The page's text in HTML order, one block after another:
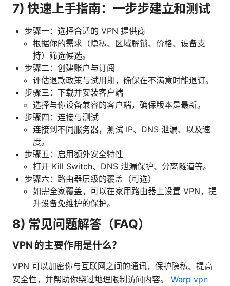
7) 快速上手指南：一步步建立和测试
步骤一：选择合适的 VPN 提供商
根据你的需求（隐私、区域解锁、价格、设备支
持）筛选候选。
步骤二：创建账户与订阅
评估退款政策与试用期，确保在不满意时能退订。
步骤三：下载并安装客户端
选择与你设备兼容的客户端，确保版本是最新。
步骤四：连接与测试
连接到不同服务器，测试 IP、DNS 泄漏、以及速
度。
步骤五：启用额外安全特性
打开 Kill Switch、DNS 泄漏保护、分离隧道等。
步骤六：路由器层级的覆盖（可选）
如需全家覆盖，可以在家用路由器上设置 VPN，提
升设备免维护的保护。
8) 常见问题解答（FAQ）
VPN 的主要作用是什么？
VPN 可以加密你与互联网之间的通讯，保护隐私、提高
安全性，并帮助你绕过地理限制访问内容。 Warp vpn